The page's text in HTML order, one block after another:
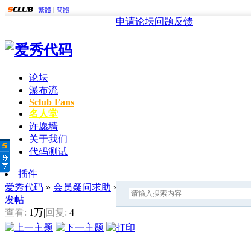
繁體 | 簡體
申请论坛问题反馈
论坛
瀑布流
Sclub Fans
名人堂
许愿墙
关于我们
代码测试
插件
爱秀代码 » 会员疑问求助 » 求助，关于改名之后无法登陆
发帖
查看: 1万| 回复: 4